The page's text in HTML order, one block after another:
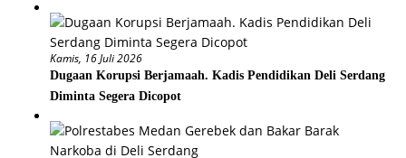
Kamis, 16 Juli 2026
Dugaan Korupsi Berjamaah. Kadis Pendidikan Deli Serdang
Diminta Segera Dicopot